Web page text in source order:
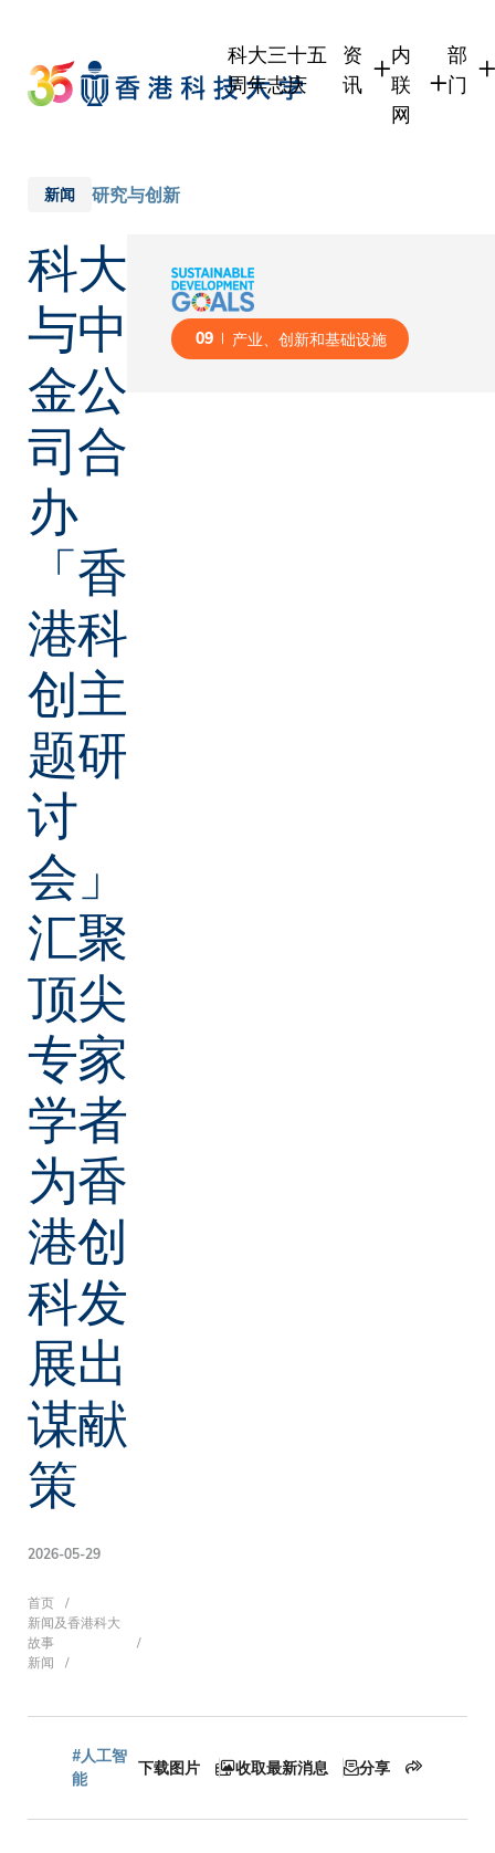
main
content
科大三十五
周年志庆
资
讯
内
联
网
部
门
新闻 研究与创新
科大
与中
金公
司合
办
「香
港科
创主
题研
讨
会」
汇聚
顶尖
专家
学者
为香
港创
科发
展出
谋献
策
2026-05-29
面
包
屑
首页
新闻及香港科大
故事
新闻
09 产业、创新和基础设施
#人工智
能
下载图片 收取最新消息 分享